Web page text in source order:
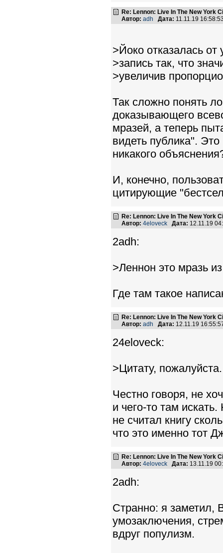
Re: Lennon: Live In The New York
Автор: adh Дата: 11.11.19
>Йоко отказалась
>запись так, что
>увеличив
Так сложно понять
доказывающего
мразей, а теперь
видеть публика".
никакого
И, конечно,
цитирующие
Re: Lennon: Live In The New York
Автор: 4eloveck Дата: 12.11.19
2adh:
>Леннон это мразь
Где там такое
Re: Lennon: Live In The New York
Автор: adh Дата: 12.11.19
24eloveck:
>Цитату, пожалуйста.
Честно говоря, не
и чего-то там
не считал книгу
что это именно тот
Re: Lennon: Live In The New York
Автор: 4eloveck Дата: 13.11.19
2adh:
Странно: я заметил,
умозаключения,
вдруг популизм.